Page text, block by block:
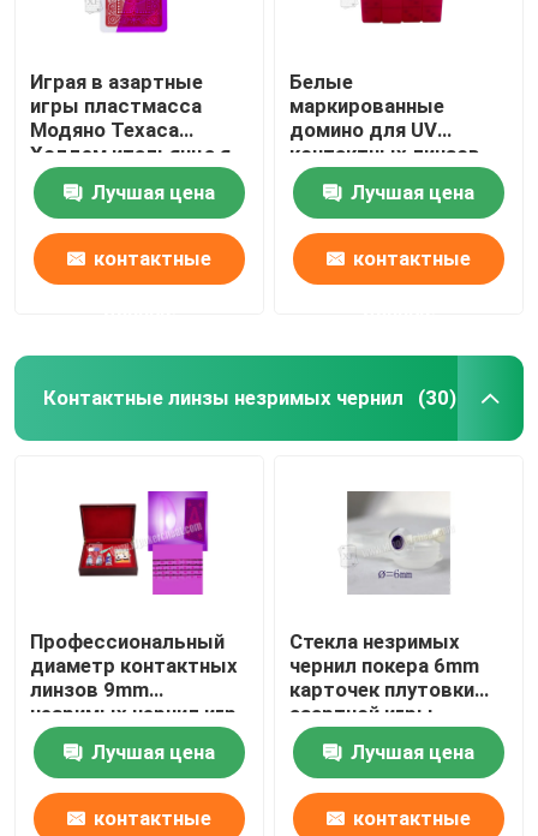
Играя в азартные
игры пластмасса
Модяно Техаса
Холдем итальянца я
отметил покер карт
Лучшая цена
контактные
Белые
маркированные
домино для UV
контактных линзов,
игр домино, играя в
азартные игры
Лучшая цена
контактные
Контактные линзы незримых чернил (30)
Профессиональный
диаметр контактных
линзов 9mm
незримых чернил игр
покера
Лучшая цена
контактные
Стекла незримых
чернил покера 6mm
карточек плутовки
азартной игры
маркированные UV
для глаз Брайна
Лучшая цена
контактные